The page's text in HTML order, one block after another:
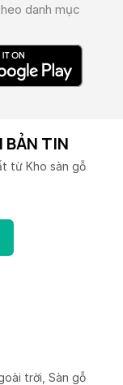
danh mục
BẢN TIN
từ Kho sàn gỗ
trời, Sàn gỗ